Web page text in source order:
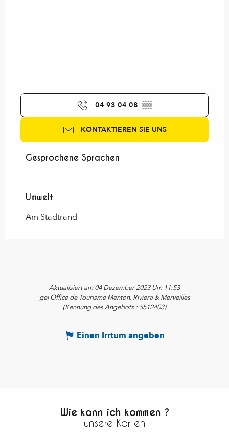
04 93 04 08 ▒▒
KONTAKTIEREN SIE UNS
Gesprochene Sprachen
Gesprochene Sprachen
Umwelt
Umwelt
Am Stadtrand
Aktualisiert am 04 Dezember 2023 Um 11:53
gei Office de Tourisme Menton, Riviera & Merveilles
(Kennung des Angebots : 5512403)
Einen Irrtum angeben
Wie kann ich kommen ?
unsere Karten